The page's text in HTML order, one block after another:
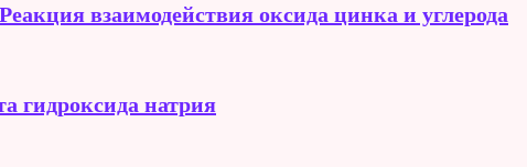
Реакция взаимодействия оксида цинка и углерода
гидроксида натрия